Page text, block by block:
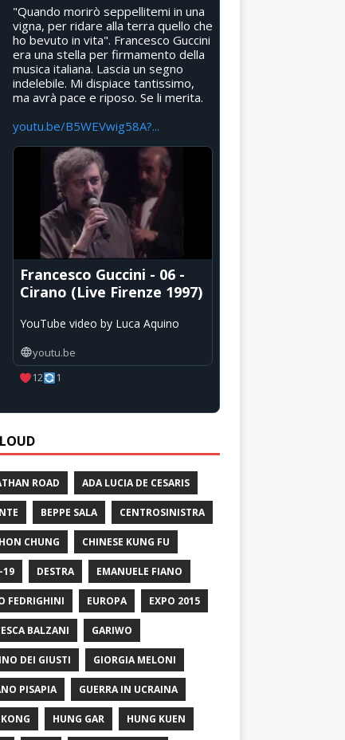
"Quando morirò seppellitemi in una
vigna, per ridare alla terra quello che
ho bevuto in vita". Francesco Guccini
era una stella per firmamento della
musica italiana. Lascia un segno
indelebile. Mi dispiace tantissimo,
ma avrà pace e riposo. Se li merita.
youtu.be/B5WEVwig58A?...
Francesco Guccini - 06 -
Cirano (Live Firenze 1997)
YouTube video by Luca Aquino
youtu.be
12
1
ROAD ADA LUCIA DE CESARIS
BEPPE SALA CENTROSINISTRA
CHUNG CHINESE KUNG FU
19 DESTRA EMANUELE FIANO
FEDRIGHINI EUROPA EXPO 2015
BALZANI GARIWO
DEI GIUSTI GIORGIA MELONI
PISAPIA GUERRA IN UCRAINA
HUNG GAR HUNG KUEN